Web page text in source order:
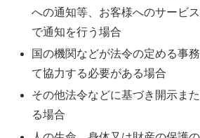
への通知等、お客様へのサービ
で通知を行う場合
国の機関などが法令の定める事
て協力する必要がある場合
その他法令などに基づき開示ま
る場合